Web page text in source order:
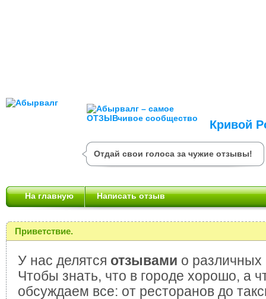
Кривой
Отдай свои голоса за чужие отзывы!
На главную Написать отзыв
Приветствие.
У нас делятся отзывами о различных
Чтобы знать, что в городе хорошо, а
обсуждаем все: от ресторанов до